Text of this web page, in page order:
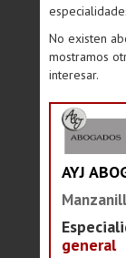
No existen
mostramos
interesar.
AYJ
general